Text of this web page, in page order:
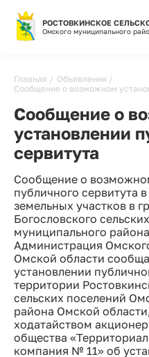
РОСТОВКИНСКОЕ
Омского муниципального
Строка
навигации
Главная
Объявления
Сообщение о возможном
Сообщение о
установлении
сервитута
Сообщение о
публичного сервитута
земельных участков в
Богословского
муниципального
Администрация
Омской области
установлении
территории
сельских поселений
района Омской
ходатайством
общества
компания № 11» об